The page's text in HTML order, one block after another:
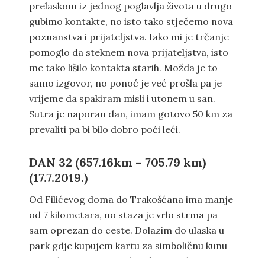
prelaskom iz jednog poglavlja života u drugo
gubimo kontakte, no isto tako stječemo nova
poznanstva i prijateljstva. Iako mi je trčanje
pomoglo da steknem nova prijateljstva, isto
me tako lišilo kontakta starih. Možda je to
samo izgovor, no ponoć je već prošla pa je
vrijeme da spakiram misli i utonem u san.
Sutra je naporan dan, imam gotovo 50 km za
prevaliti pa bi bilo dobro poći leći.
DAN 32 (657.16km – 705.79 km)
(17.7.2019.)
Od Filićevog doma do Trakošćana ima manje
od 7 kilometara, no staza je vrlo strma pa
sam oprezan do ceste. Dolazim do ulaska u
park gdje kupujem kartu za simboličnu kunu